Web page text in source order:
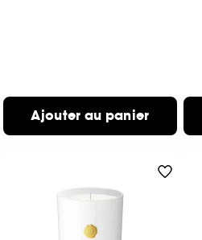
Ajouter au panier